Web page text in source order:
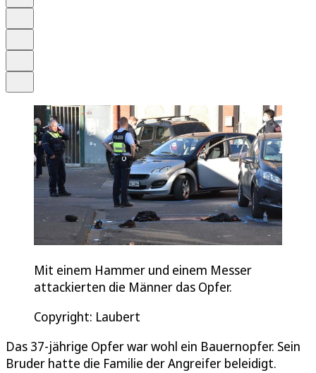
Mit einem Hammer und einem Messer
attackierten die Männer das Opfer.
Copyright: Laubert
Das 37-jährige Opfer war wohl ein Bauernopfer. Sein
Bruder hatte die Familie der Angreifer beleidigt.